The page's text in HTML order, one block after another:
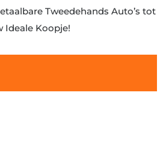
Tweedehands Auto’s tot
Ideale Koopje!